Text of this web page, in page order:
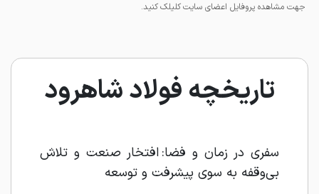
جهت مشاهده پروفایل اعضای سایت کلیلک کنید.
تاریخچه فولاد شاهرود
سفری در زمان و فضا: افتخار صنعت و تلاش
بی‌وقفه به سوی پیشرفت و توسعه